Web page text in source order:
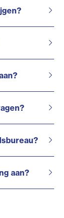
aan?